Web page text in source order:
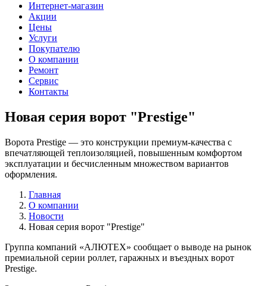
Интернет-магазин
Акции
Цены
Услуги
Покупателю
О компании
Ремонт
Сервис
Контакты
Новая серия ворот "Prestige"
Ворота Prestige — это конструкции премиум-качества с
впечатляющей теплоизоляцией, повышенным комфортом
эксплуатации и бесчисленным множеством вариантов
оформления.
Главная
О компании
Новости
Новая серия ворот "Prestige"
Группа компаний «АЛЮТЕХ» сообщает о выводе на рынок
премиальной серии роллет, гаражных и въездных ворот
Prestige.